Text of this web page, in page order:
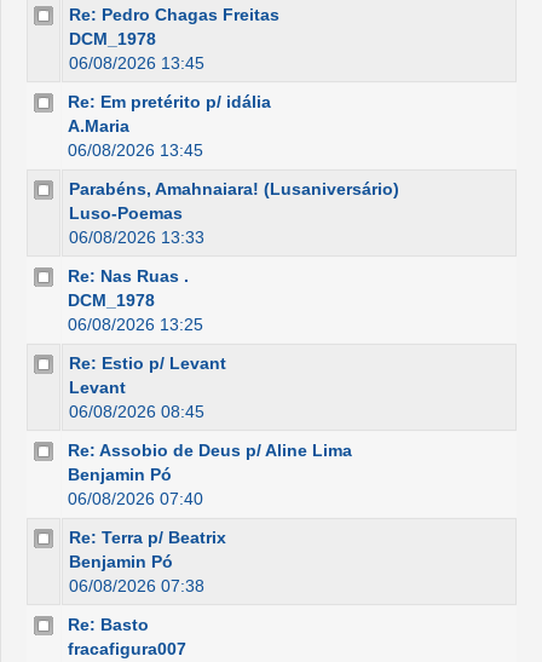
Re: Pedro Chagas Freitas
DCM_1978
06/08/2026 13:45
Re: Em pretérito p/ idália
A.Maria
06/08/2026 13:45
Parabéns, Amahnaiara! (Lusaniversário)
Luso-Poemas
06/08/2026 13:33
Re: Nas Ruas .
DCM_1978
06/08/2026 13:25
Re: Estio p/ Levant
Levant
06/08/2026 08:45
Re: Assobio de Deus p/ Aline Lima
Benjamin Pó
06/08/2026 07:40
Re: Terra p/ Beatrix
Benjamin Pó
06/08/2026 07:38
Re: Basto
fracafigura007